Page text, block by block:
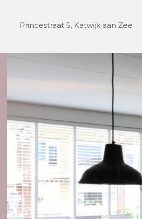
Princestraat 5, Katwijk aan Zee